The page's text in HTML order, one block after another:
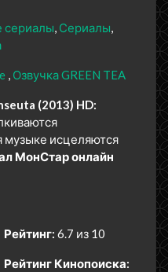
сериалы Сериалы
Озвучка GREEN TEA
(2013) HD:
музыке исцеляются
МонСтар онлайн
Рейтинг: 6.7 из 10
Рейтинг Кинопоиска: